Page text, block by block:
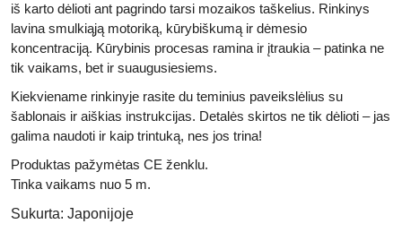
iš karto dėlioti ant pagrindo tarsi mozaikos taškelius. Rinkinys
lavina smulkiąją motoriką, kūrybiškumą ir dėmesio
koncentraciją. Kūrybinis procesas ramina ir įtraukia – patinka ne
tik vaikams, bet ir suaugusiesiems.
Kiekviename rinkinyje rasite du teminius paveikslėlius su
šablonais ir aiškias instrukcijas. Detalės skirtos ne tik dėlioti – jas
galima naudoti ir kaip trintuką, nes jos trina!
Produktas pažymėtas CE ženklu.
Tinka vaikams nuo 5 m.
Sukurta: Japonijoje